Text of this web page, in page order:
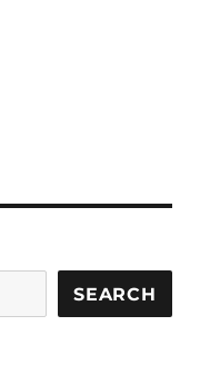
SEARCH